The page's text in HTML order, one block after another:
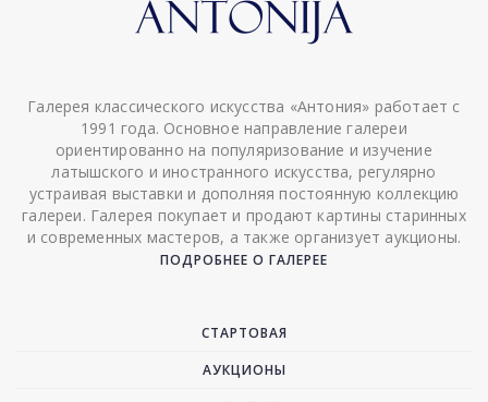
Галерея классического искусства «Антония» работает с
1991 года. Основное направление галереи
ориентированно на популяризование и изучение
латышского и иностранного искусства, регулярно
устраивая выставки и дополняя постоянную коллекцию
галереи. Галерея покупает и продают картины старинных
и современных мастеров, а также организует аукционы.
ПОДРОБНЕЕ О ГАЛЕРЕЕ
СТАРТОВАЯ
АУКЦИОНЫ